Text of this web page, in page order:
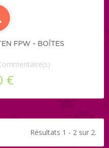
FPW - BOÎTES
€
Résultats 1 - 2 sur 2.